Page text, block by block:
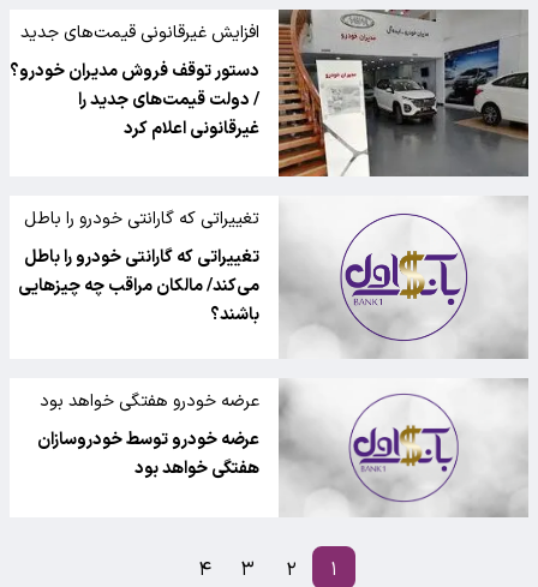
افزایش غیرقانونی قیمت‌های جدید
مدیران خودرو
دستور توقف فروش مدیران خودرو؟
/ دولت قیمت‌های جدید را
غیرقانونی اعلام کرد
تغییراتی که گارانتی خودرو را باطل
می‌کند
تغییراتی که گارانتی خودرو را باطل
می‌کند/ مالکان مراقب چه چیزهایی
باشند؟
عرضه خودرو هفتگی خواهد بود
عرضه خودرو توسط خودروسازان
هفتگی خواهد بود
۱ ۲ ۳ ۴